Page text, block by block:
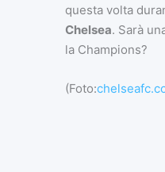
questa volta
Chelsea. Sarà
la Champions?
(Foto: